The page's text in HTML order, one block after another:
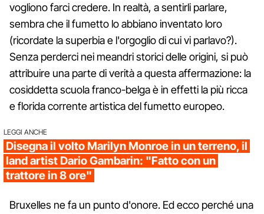
vogliono farci credere. In realtà, a sentirli parlare,
sembra che il fumetto lo abbiano inventato loro
(ricordate la superbia e l'orgoglio di cui vi parlavo?).
Senza perderci nei meandri storici delle origini, si può
attribuire una parte di verità a questa affermazione: la
cosiddetta scuola franco-belga è in effetti la più ricca
e florida corrente artistica del fumetto europeo.
LEGGI ANCHE
Disegna il volto Marilyn Monroe in un terreno, il
land artist Dario Gambarin: "Fatto con un
trattore in 8 ore"
Bruxelles ne fa un punto d'onore. Ed ecco perché una